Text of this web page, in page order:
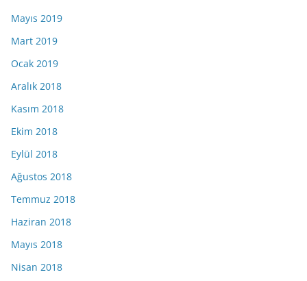
Mayıs 2019
Mart 2019
Ocak 2019
Aralık 2018
Kasım 2018
Ekim 2018
Eylül 2018
Ağustos 2018
Temmuz 2018
Haziran 2018
Mayıs 2018
Nisan 2018